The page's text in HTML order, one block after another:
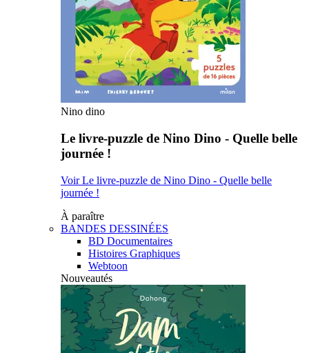
Nino dino
Le livre-puzzle de Nino Dino - Quelle belle
journée !
Voir Le livre-puzzle de Nino Dino - Quelle belle
journée !
À paraître
BANDES DESSINÉES
BD Documentaires
Histoires Graphiques
Webtoon
Nouveautés